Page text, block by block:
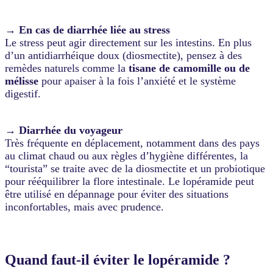
→ En cas de diarrhée liée au stress
Le stress peut agir directement sur les intestins. En plus
d’un antidiarrhéique doux (diosmectite), pensez à des
remèdes naturels comme la tisane de camomille ou de
mélisse pour apaiser à la fois l’anxiété et le système
digestif.
→ Diarrhée du voyageur
Très fréquente en déplacement, notamment dans des pays
au climat chaud ou aux règles d’hygiène différentes, la
“tourista” se traite avec de la diosmectite et un probiotique
pour rééquilibrer la flore intestinale. Le lopéramide peut
être utilisé en dépannage pour éviter des situations
inconfortables, mais avec prudence.
Quand faut-il éviter le lopéramide ?